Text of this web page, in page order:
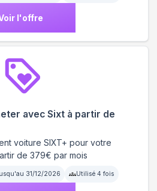
l'offre
avec Sixt à partir de
voiture SIXT+ pour votre
de 379€ par mois
31/12/2026 Utilisé 4 fois